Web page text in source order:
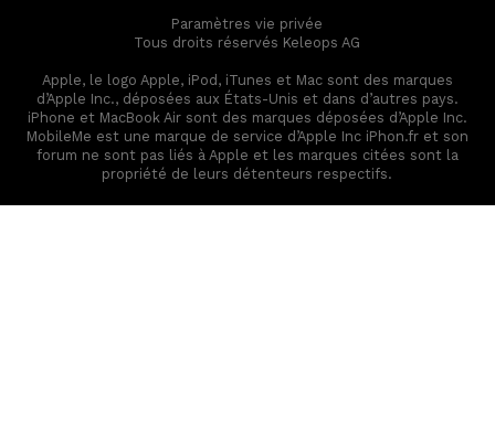
Paramètres vie privée
Tous droits réservés Keleops AG
Apple, le logo Apple, iPod, iTunes et Mac sont des marques
d’Apple Inc., déposées aux États-Unis et dans d’autres pays.
iPhone et MacBook Air sont des marques déposées d’Apple Inc.
MobileMe est une marque de service d’Apple Inc iPhon.fr et son
forum ne sont pas liés à Apple et les marques citées sont la
propriété de leurs détenteurs respectifs.